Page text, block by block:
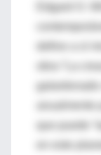
Edgard O.